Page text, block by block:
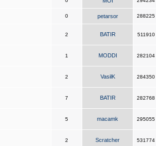
0 petarsor 288225
2 BATIR 511910
1 MODDI 282104
2 VasilK 284350
7 BATIR 282768
5 macamk 295055
2 Scratcher 531774